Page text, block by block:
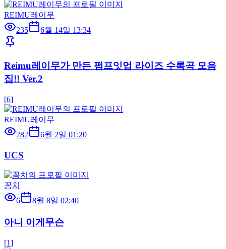
REIMU레이무
235
6월 14일 13:34
Reimu레이무가 만든 펌프잇업 라이즈 수록곡 모음
집!! Ver.2
[6]
REIMU레이무
282
6월 2일 01:20
UCS
꽁치
6
8월 8일 02:40
아니 이게무슨
[1]